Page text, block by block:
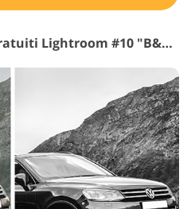
Preset automobilistici gratuiti Lightroom #10 "B&W"